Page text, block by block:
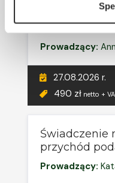
Środki
Prowadzący:
27.08.2026 r.
490 zł netto +
Świadczenie
przychód
Prowadzący: